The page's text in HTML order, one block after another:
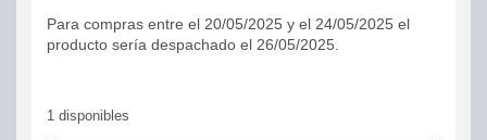
Para compras entre el 20/05/2025 y el 24/05/2025 el
producto sería despachado el 26/05/2025.
1 disponibles